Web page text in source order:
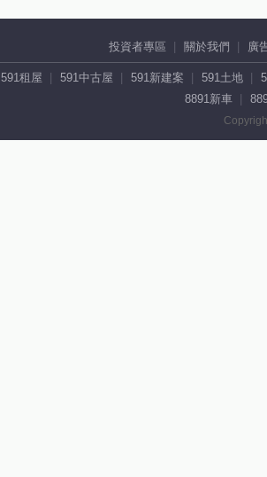
投資者專區 關於我們 廣
591租屋 591中古屋 591新建案 591土地
8891新車